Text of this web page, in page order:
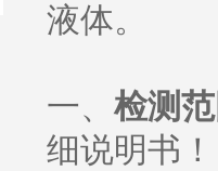
液体。
一、 检测
细说明书 ！